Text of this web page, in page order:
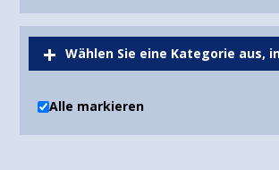
Wählen Sie eine Kategorie aus,
Alle markieren